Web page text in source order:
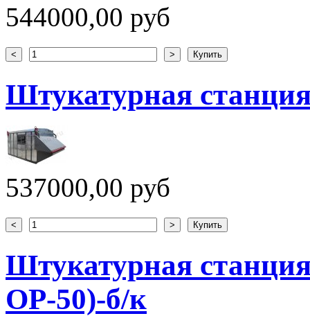
544000,00 руб
Штукатурная
537000,00 руб
Штукатурная
ОР-50)-б/к